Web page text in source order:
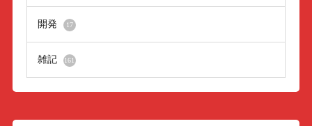
開発 17
雑記 161